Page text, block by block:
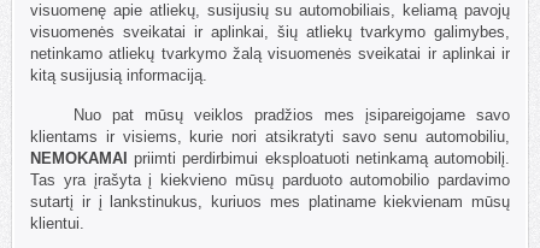
visuomenę apie atliekų, susijusių su automobiliais, keliamą pavojų
visuomenės sveikatai ir aplinkai, šių atliekų tvarkymo galimybes,
netinkamo atliekų tvarkymo žalą visuomenės sveikatai ir aplinkai ir
kitą susijusią informaciją.
Nuo pat mūsų veiklos pradžios mes įsipareigojame savo
klientams ir visiems, kurie nori atsikratyti savo senu automobiliu,
NEMOKAMAI priimti perdirbimui eksploatuoti netinkamą automobilį.
Tas yra įrašyta į kiekvieno mūsų parduoto automobilio pardavimo
sutartį ir į lankstinukus, kuriuos mes platiname kiekvienam mūsų
klientui.